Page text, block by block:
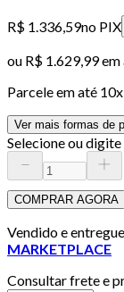
R$ 1.336,59no PIX
ou R$ 1.629,99em
Parcele em até 10
Ver mais formas de
Selecione ou
COMPRAR AGORA
Vendido e
MARKETPLACE
Consultar frete e